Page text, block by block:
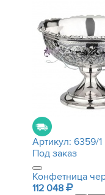
Артикул: 6359/1
Под заказ
Конфетница
112 048